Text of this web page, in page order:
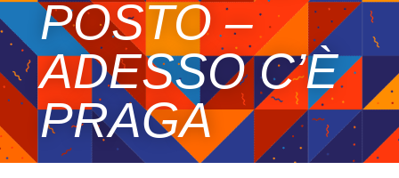
POSTO –
ADESSO C’È
PRAGA